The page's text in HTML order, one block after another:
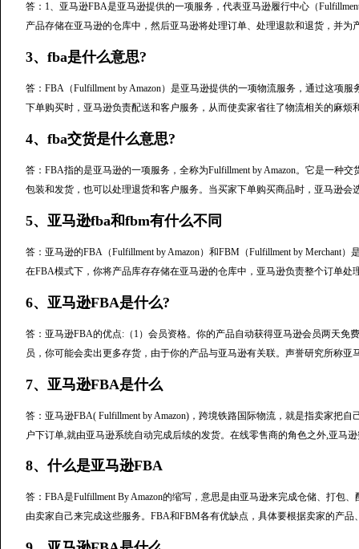
答：1、亚马逊FBA是亚马逊提供的一项服务，代表亚马逊履行中心（
产品存储在亚马逊的仓库中，然后亚马逊将处理订单、处理退款和退货，并为
3、fba是什么意思?
答：FBA（Fulfillment by Amazon）是亚马逊提供的一项物流服务，通过这项
下单购买时，亚马逊负责配送和客户服务，从而使卖家省往了物流相关的麻烦
4、fba交货是什么意思?
答：FBA指的是亚马逊的一项服务，全称为Fulfillment by Amazon。它是一种
包装和发货，也可以处理退货和客户服务。当买家下单购买商品时，亚马逊会
5、亚马逊fba和fbm有什么不同
答：亚马逊的FBA（Fulfillment by Amazon）和FBM（Fulfillment by Merchant
在FBA模式下，你将产品库存存储在亚马逊的仓库中，亚马逊负责整个订单处
6、亚马逊FBA是什么?
答：亚马逊FBA的优点:（1）会员资格。你的产品自动获得亚马逊会员两天免
员，你可能会卖出更多存货，由于你的产品与亚马逊有关联。声誉研究所称亚
7、亚马逊FBA是什么
答：亚马逊FBA( Fulfillment by Amazon)，跨境铁路国际物流，就是指卖家把
户下订单,就由亚马逊系统自动完成后续的发货。在线零售商的角色之外,亚马
8、什么是亚马逊FBA
答：FBA是Fulfillment By Amazon的缩写，意思是由亚马逊来完成仓储、打包
由卖家自己来完成这些服务。FBA和FBM各有优缺点，具体要根据卖家的产品